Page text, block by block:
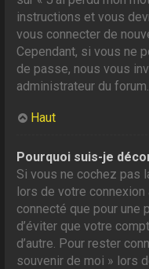
instructions et vous
vous connecter de
Cependant, si vous ne
de passe, nous vous
administrateur du forum.
Haut
Pourquoi suis-je
Si vous ne cochez pas
lors de votre
connecté que pour une
d’éviter que votre
d’autre. Pour rester
souvenir de moi » lors